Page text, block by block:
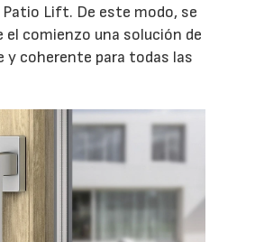
Lift. De este modo, se
el comienzo una solución de
y coherente para todas las